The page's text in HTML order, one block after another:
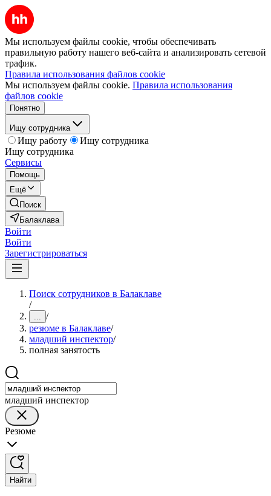
Мы используем файлы cookie, чтобы обеспечивать
правильную работу нашего веб-сайта и анализировать сетевой
трафик.
Правила использования файлов cookie
Мы используем файлы cookie. Правила использования
файлов cookie
Понятно
Ищу сотрудника
Ищу работу
Ищу сотрудника
Ищу сотрудника
Сервисы
Помощь
Ещё
Поиск
Балаклава
Войти
Войти
Зарегистрироваться
Поиск сотрудников в Балаклаве
/
... /
резюме в Балаклаве/
младший инспектор/
полная занятость
младший инспектор
Резюме
Найти